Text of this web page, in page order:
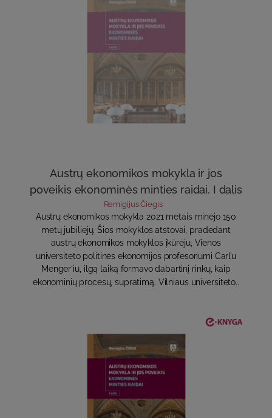
Austrų ekonomikos mokykla ir jos
poveikis ekonominės minties raidai. I dalis
Remigijus Čiegis
Austrų ekonomikos mokykla 2021 metais minėjo 150
metų jubiliejų. Šios mokyklos atstovai, pradedant
austrų ekonomikos mokyklos įkūrėju, Vienos
universiteto politinės ekonomijos profesoriumi Carl’u
Menger’iu, ilgą laiką formavo dabartinį rinkų, kaip
ekonominių procesų, supratimą. Vilniaus universiteto..